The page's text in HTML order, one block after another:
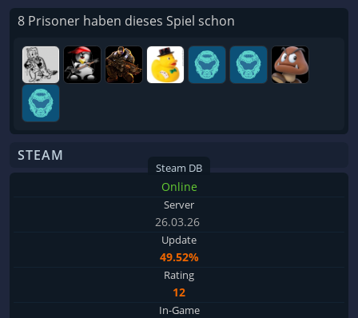
8 Prisoner haben dieses Spiel schon
STEAM
Steam DB
Online
Server
26.03.26
Update
49.52%
Rating
12
In-Game